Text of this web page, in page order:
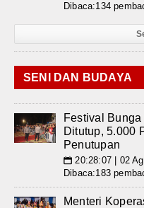
Dibaca:134
SENI DAN BUDAYA
Festival
Ditutup, 5.000
Penutupan
📅 20:28:07 | 02
Dibaca:183
Menteri